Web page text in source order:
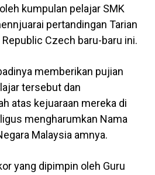
kumpulan pelajar SMK
pertandingan Tarian
Republic Czech baru-baru ini.
memberikan pujian
tersebut dan
atas kejuaraan mereka di
mengharumkan Nama
Malaysia amnya.
yang dipimpin oleh Guru